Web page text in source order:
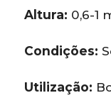
Altura: 0,6-1
Condições:
Utilização: